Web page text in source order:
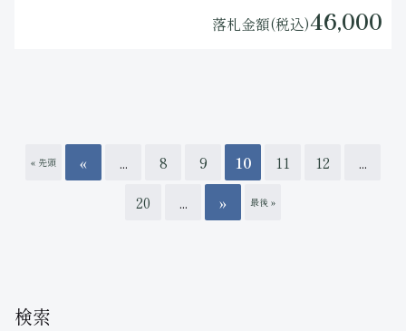
検索
落札金額(税込)46,000
« 先頭 « ... 8 9 10 11 12
...
20
... » 最後 »